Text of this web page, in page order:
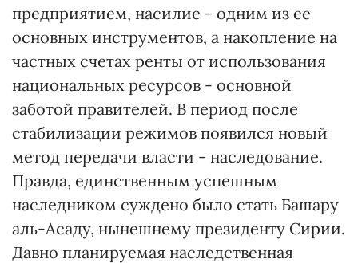
предприятием, насилие - одним из ее
основных инструментов, а накопление на
частных счетах ренты от использования
национальных ресурсов - основной
заботой правителей. В период после
стабилизации режимов появился новый
метод передачи власти - наследование.
Правда, единственным успешным
наследником суждено было стать Башару
аль-Асаду, нынешнему президенту Сирии.
Давно планируемая наследственная